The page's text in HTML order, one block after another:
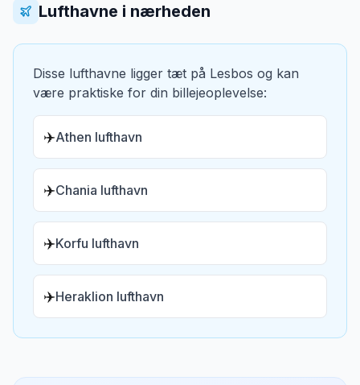
Lufthavne i nærheden
Disse lufthavne ligger tæt på Lesbos og kan
være praktiske for din billejeoplevelse:
✈️Athen lufthavn
✈️Chania lufthavn
✈️Korfu lufthavn
✈️Heraklion lufthavn